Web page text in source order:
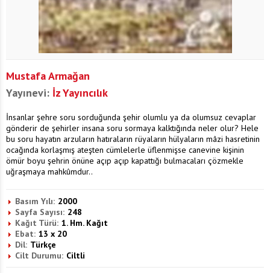
Mustafa Armağan
Yayınevi: İz Yayıncılık
İnsanlar şehre soru sorduğunda şehir olumlu ya da olumsuz cevaplar
gönderir de şehirler insana soru sormaya kalktığında neler olur? Hele
bu soru hayatın arzuların hatıraların rüyaların hülyaların mâzi hasretinin
ocağında korlaşmış ateşten cümlelerle üflenmişse canevine kişinin
ömür boyu şehrin önüne açıp açıp kapattığı bulmacaları çözmekle
uğraşmaya mahkûmdur..
Basım Yılı: 2000
Sayfa Sayısı: 248
Kağıt Türü: 1. Hm. Kağıt
Ebat: 13 x 20
Dil: Türkçe
Cilt Durumu: Ciltli